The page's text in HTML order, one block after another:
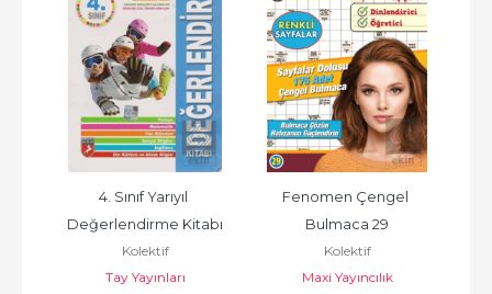
4. Sınıf Yarıyıl
Değerlendirme Kitabı
Kolektif
Tay Yayınları
Fenomen Çengel
Bulmaca 29
Kolektif
Maxi Yayıncılık